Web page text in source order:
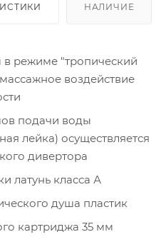
НАЛИЧИЕ
режиме "тропический
воздействие
подачи воды
лейка) осуществляется
дивертора
латунь класса А
душа пластик
картриджа 35 мм